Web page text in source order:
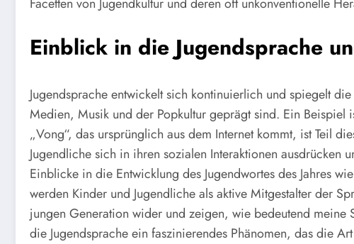
Einblick in die Jugendsprache
Jugendsprache entwickelt sich kontinuierlich und spiegelt
Medien, Musik und der Popkultur geprägt sind. Ein Beispiel
„Vong“, das ursprünglich aus dem Internet kommt, ist Teil
Jugendliche sich in ihren sozialen Interaktionen ausdrücken
Einblicke in die Entwicklung des Jugendwortes des Jahres
werden Kinder und Jugendliche als aktive Mitgestalter der
jungen Generation wider und zeigen, wie bedeutend
die Jugendsprache ein faszinierendes Phänomen, das die